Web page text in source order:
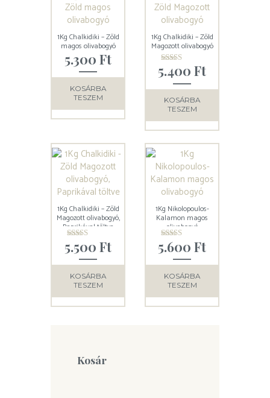
1Kg Chalkidiki – Zöld
magos olivabogyó
5.300 Ft
KOSÁRBA
TESZEM
1Kg Chalkidiki – Zöld
Magozott olivabogyó
Értékelés:
5.00
/ 5
5.400 Ft
KOSÁRBA
TESZEM
1Kg Chalkidiki – Zöld
Magozott olivabogyó,
Paprikával töltve
Értékelés:
5.00
/ 5
5.500 Ft
KOSÁRBA
TESZEM
1Kg Nikolopoulos-
Kalamon magos
olivabogyó
Értékelés:
5.00
/ 5
5.600 Ft
KOSÁRBA
TESZEM
Kosár